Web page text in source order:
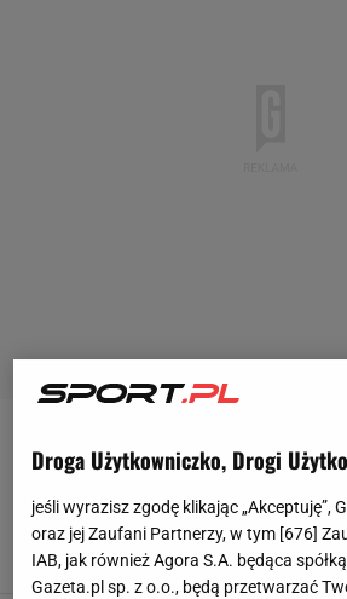
KAMERUN NA MŚ 2010
RPA 2010. Ghana idzie
Senegalu
mo,26 CZERWCA 2010, 23:16
Droga Użytkowniczko, Drogi
jeśli wyrazisz zgodę klikając „Akceptuję”,
oraz jej Zaufani Partnerzy, w tym [676]
IAB, jak również Agora S.A. będąca
Gazeta.pl sp. z o.o., będą przetwarzać